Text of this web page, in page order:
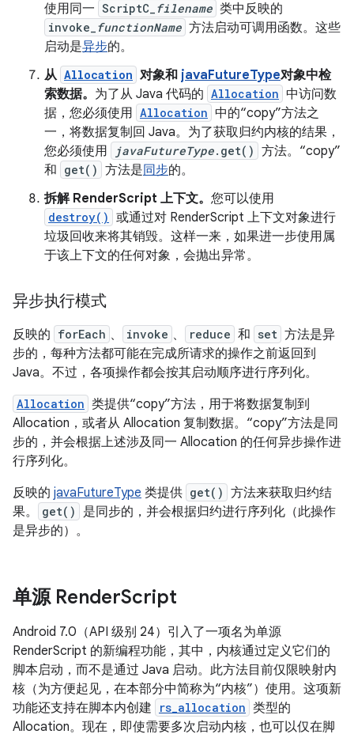
使用同一 ScriptC_ filename 类中反映的
invoke_ functionName 方法启动可调用函数。这些
启动是异步的。
从 Allocation 对象和 javaFutureType对象中检
索数据。 为了从 Java 代码的 Allocation 中访问数
据，您必须使用 Allocation 中的“copy”方法之
一，将数据复制回 Java。为了获取归约内核的结果，
您必须使用
javaFutureType.get() 方法。“copy”
和 get() 方法是同步的。
拆解 RenderScript 上下文。 您可以使用
destroy() 或通过对 RenderScript 上下文对象进行
垃圾回收来将其销毁。这样一来，如果进一步使用属
于该上下文的任何对象，会抛出异常。
异步执行模式
反映的 forEach 、 invoke 、 reduce 和 set 方法是异
步的，每种方法都可能在完成所请求的操作之前返回到
Java。不过，各项操作都会按其启动顺序进行序列化。
Allocation 类提供“copy”方法，用于将数据复制到
Allocation，或者从 Allocation 复制数据。“copy”方法是同
步的，并会根据上述涉及同一 Allocation 的任何异步操作进
行序列化。
反映的 javaFutureType 类提供 get() 方法来获取归约结
果。
get()
是同步的，并会根据归约进行序列化（此操作
是异步的）。
单源 RenderScript
Android 7.0（API 级别 24）引入了一项名为单源
RenderScript 的新编程功能，其中，内核通过定义它们的
脚本启动，而不是通过 Java 启动。 此方法目前仅限映射内
核（为方便起见，在本部分中简称为“内核”）使用。这项新
功能还支持在脚本内创建
rs_allocation 类型的
Allocation。现在，即使需要多次启动内核，也可以仅在脚